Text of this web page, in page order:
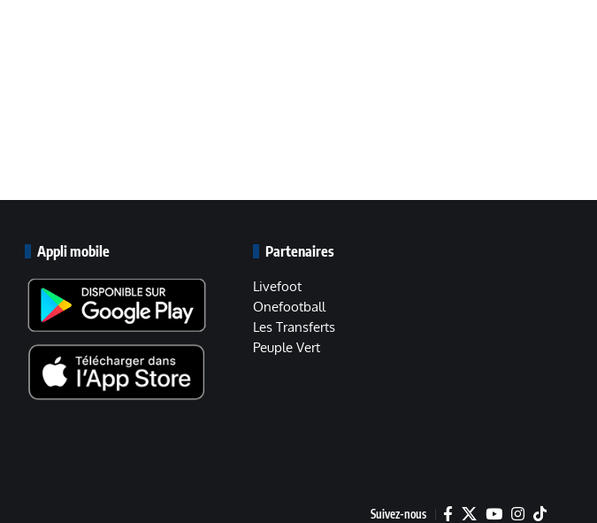
Appli mobile Partenaires
Livefoot
Onefootball
Les Transferts
Peuple Vert
Suivez-nous